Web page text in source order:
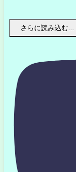
さらに読み込む...